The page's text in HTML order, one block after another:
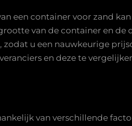
een container voor zand
van de container en de
u een nauwkeurige
en deze te
van verschillende